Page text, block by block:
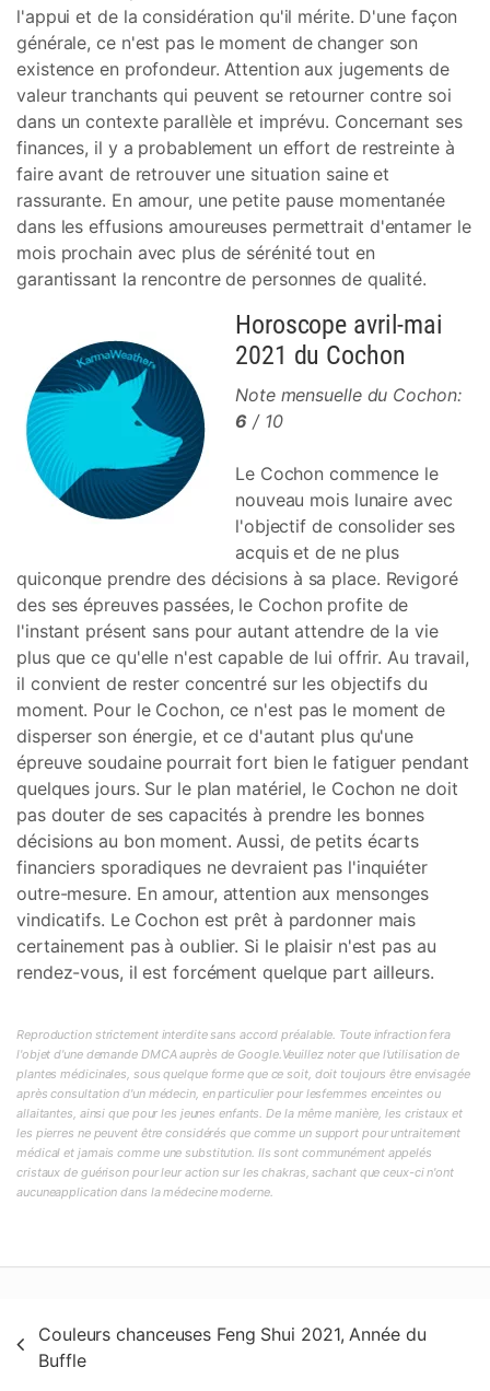
l'appui et de la considération qu'il mérite. D'une façon
générale, ce n'est pas le moment de changer son
existence en profondeur. Attention aux jugements de
valeur tranchants qui peuvent se retourner contre soi
dans un contexte parallèle et imprévu. Concernant ses
finances, il y a probablement un effort de restreinte à
faire avant de retrouver une situation saine et
rassurante. En amour, une petite pause momentanée
dans les effusions amoureuses permettrait d'entamer le
mois prochain avec plus de sérénité tout en
garantissant la rencontre de personnes de qualité.
Horoscope avril-mai
2021 du Cochon
Note mensuelle du Cochon:
6 / 10
Le Cochon commence le
nouveau mois lunaire avec
l'objectif de consolider ses
acquis et de ne plus
quiconque prendre des décisions à sa place. Revigoré
des ses épreuves passées, le Cochon profite de
l'instant présent sans pour autant attendre de la vie
plus que ce qu'elle n'est capable de lui offrir. Au travail,
il convient de rester concentré sur les objectifs du
moment. Pour le Cochon, ce n'est pas le moment de
disperser son énergie, et ce d'autant plus qu'une
épreuve soudaine pourrait fort bien le fatiguer pendant
quelques jours. Sur le plan matériel, le Cochon ne doit
pas douter de ses capacités à prendre les bonnes
décisions au bon moment. Aussi, de petits écarts
financiers sporadiques ne devraient pas l'inquiéter
outre-mesure. En amour, attention aux mensonges
vindicatifs. Le Cochon est prêt à pardonner mais
certainement pas à oublier. Si le plaisir n'est pas au
rendez-vous, il est forcément quelque part ailleurs.
Reproduction strictement interdite sans accord préalable. Toute infraction fera
l'objet d'une demande DMCA auprès de Google.Veuillez noter que l'utilisation de
plantes médicinales, sous quelque forme que ce soit, doit toujours être envisagée
après consultation d'un médecin, en particulier pour lesfemmes enceintes ou
allaitantes, ainsi que pour les jeunes enfants. De la même manière, les cristaux et
les pierres ne peuvent être considérés que comme un support pour untraitement
médical et jamais comme une substitution. Ils sont communément appelés
cristaux de guérison pour leur action sur les chakras, sachant que ceux-ci n'ont
aucuneapplication dans la médecine moderne.
de
Couleurs chanceuses Feng Shui 2021, Année du
Buffle